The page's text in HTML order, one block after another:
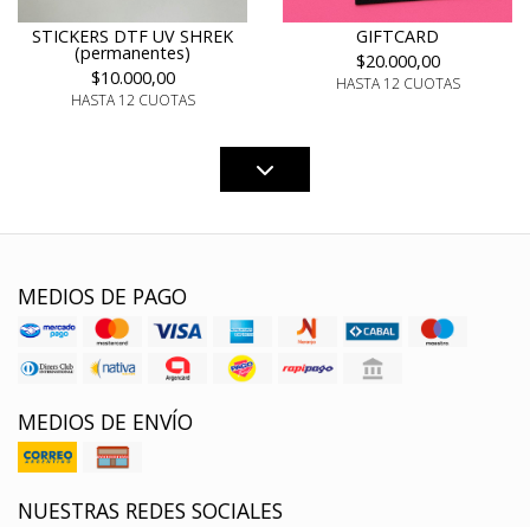
STICKERS DTF UV SHREK
(permanentes)
$10.000,00
HASTA 12 CUOTAS
GIFTCARD
$20.000,00
HASTA 12 CUOTAS
MEDIOS DE PAGO
MEDIOS DE ENVÍO
NUESTRAS REDES SOCIALES